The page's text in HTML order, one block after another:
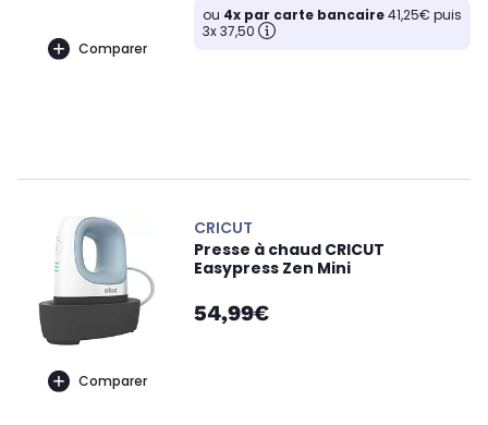
Comparer
ou 4x par carte bancaire41,25€ puis
3x 37,50
Comparer
CRICUT
Presse à chaud CRICUT
Easypress Zen Mini
54,99€